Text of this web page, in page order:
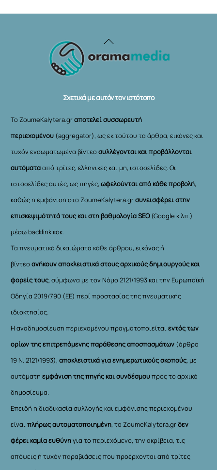
Back
To
Σχετικά με αυτόν τον ιστότοπο
Το ZoumeKalytera.grαποτελεί συσσωρευτή
περιεχομένου (aggregator), ως εκ τούτου τα άρθρα, εικόνες και
τυχόν ενσωματωμένα βίντεοσυλλέγονται και προβάλλονται
αυτόματααπό τρίτες, ελληνικές και μη, ιστοσελίδες. Οι
ιστοσελίδες αυτές, ως πηγές,ωφελούνται από κάθε προβολή,
καθώς η εμφάνιση στο ZoumeKalytera.grσυνεισφέρει στην
επισκεψιμότητά τους και στη βαθμολογία SEO(Google κ.λπ.)
μέσω backlink κοκ.
Τα πνευματικά δικαιώματα κάθε άρθρου, εικόνας ή
βίντεοανήκουν αποκλειστικά στους αρχικούς δημιουργούς και
φορείς τους, σύμφωνα με τον Νόμο 2121/1993 και την Ευρωπαϊκή
Οδηγία 2019/790 (ΕΕ) περί προστασίας της πνευματικής
ιδιοκτησίας.
Η αναδημοσίευση περιεχομένου πραγματοποιείταιεντός των
ορίων της επιτρεπόμενης παράθεσης αποσπασμάτων (άρθρο
19 Ν. 2121/1993), αποκλειστικά για ενημερωτικούς σκοπούς, με
αυτόματηεμφάνιση της πηγής και συνδέσμουπρος το αρχικό
δημοσίευμα.
Επειδή η διαδικασία συλλογής και εμφάνισης περιεχομένου
είναιπλήρως αυτοματοποιημένη, το ZoumeKalytera.grδεν
φέρει καμία ευθύνηγια το περιεχόμενο, την ακρίβεια, τις
απόψεις ή τυχόν παραβιάσεις που προέρχονται από τρίτες